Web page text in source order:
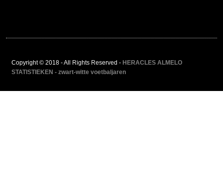
Copyright © 2018 - All Rights Reserved - HERACLES ALMELO
STATISTIEKEN - zwart-witte voetbaljaren